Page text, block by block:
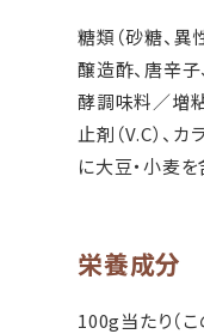
糖類（砂糖、異
醸造酢、唐辛子
酵調味料／増粘
止剤（V.C）、
に大豆・小麦を
栄養成分
100g当たり（こ